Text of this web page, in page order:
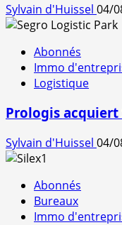
Sylvain d'Huissel 04/
Abonnés
Immo
Logistique
Prologis acquiert
Sylvain d'Huissel 04/
Abonnés
Bureaux
Immo